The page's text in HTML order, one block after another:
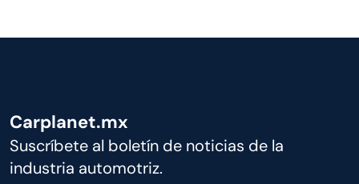
Carplanet.mx
Suscríbete al boletín de noticias de la
industria automotriz.